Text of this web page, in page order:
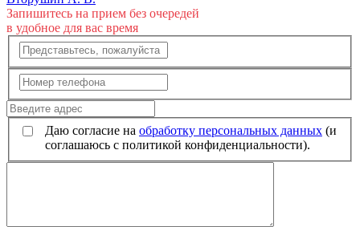
Запишитесь на прием без очередей
в удобное для вас время
Даю согласие на обработку персональных данных (и
соглашаюсь с политикой конфиденциальности).